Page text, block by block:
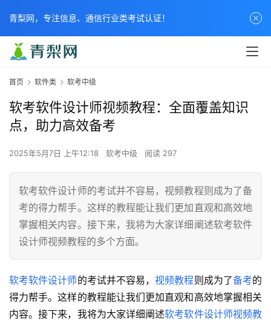
首页 软件类 软考中级
软考软件设计师视频教程：全面覆盖知识
点，助力高效备考
2025年5月7日 上午12:18 软考中级 阅读 297
软考软件设计师的考试并不容易，视频教程则成为了备
考的得力帮手。这样的教程能让我们更加直观和高效地
掌握相关内容。接下来，我将为大家详细阐述软考软件
设计师视频教程的多个方面。
软考软件设计师的考试并不容易，视频教程则成为了备考的
得力帮手。这样的教程能让我们更加直观和高效地掌握相关
内容。接下来，我将为大家详细阐述软考软件设计师视频教
青梨网，专注信息、通信行业类考试认证！